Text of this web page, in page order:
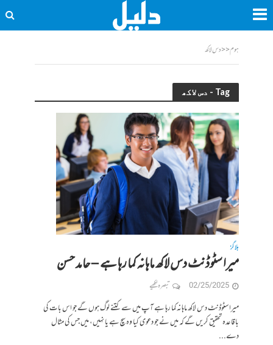
ہوم<<دس لاکھ
Tag - دس لاکھ
بلاگز
میرا سٹوڈنٹ دس لاکھ ماہانہ کما رہا ہے – حامد حسن
02/25/2025 تبصرہ لکھیے
میرا سٹوڈنٹ دس لاکھ ماہانہ کما رہا ہے آپ میں سے کتنے لوگ ہوں گے جو اس بات کی
باقاعدہ تحقیق کریں گے کہ میں نے جو دعوی کیا وہ سچ ہے یا نہیں، میں جس کی مثال
دے...